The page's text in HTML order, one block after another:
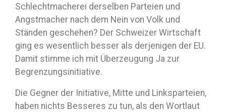
Schlechtmacherei derselben Parteien und
Angstmacher nach dem Nein von Volk und
Ständen geschehen? Der Schweizer Wirtschaft
ging es wesentlich besser als derjenigen der EU.
Damit stimme ich mit Überzeugung Ja zur
Begrenzungsinitiative.
Die Gegner der Initiative, Mitte und Linksparteien,
haben nichts Besseres zu tun, als den Wortlaut